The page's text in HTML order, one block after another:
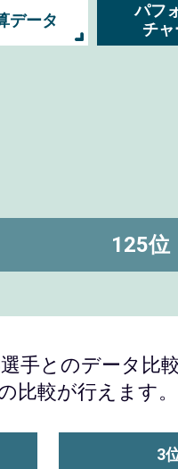
データ
パフ
チ
125位
手とのデータ比
比較が行えます。
3